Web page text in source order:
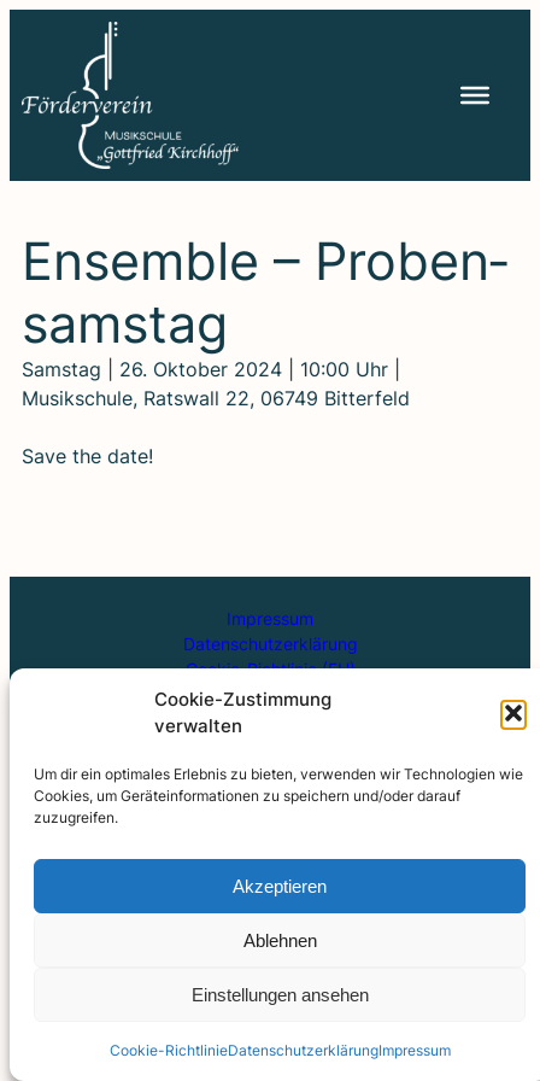
Cookie-Zustimmung
verwalten
Um dir ein optimales Erlebnis zu bieten, verwenden wir Technologien wie
Cookies, um Geräteinformationen zu speichern und/oder darauf
zuzugreifen.
Akzeptieren
Ablehnen
Einstellungen ansehen
Coo­kie-Richt­li­nieDaten­schutz­er­klä­rungImpres­sum
springen
Ensem­ble – Pro­ben­
sams­tag
Samstag | 26. Oktober 2024 | 10:00 Uhr |
Musikschule, Ratswall 22, 06749 Bitterfeld
Save the date!
Impressum
Datenschutzerklärung
Cookie-Richtlinie (EU)
Kontakt Musikschule
Kontakt Förderverein
Archiv
Verein der Freunde und Förderer der Musikschule "Gottfried
0030 6401 79 | BIC: NOLADE21BTF